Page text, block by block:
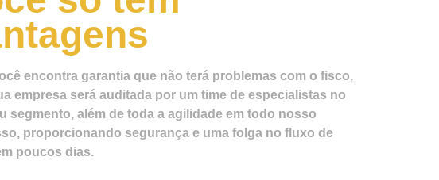
encontra garantia que não terá problemas com o fisco,
empresa será auditada por um time de especialistas no
segmento, além de toda a agilidade em todo nosso
proporcionando segurança e uma folga no fluxo de
poucos dias.